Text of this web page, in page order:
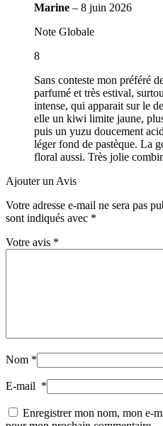
Marine – 8 juin 2026
Note Globale
8
Sans conteste mon préféré
parfumé et très estival,
intense, qui apparait sur le
elle un kiwi limite jaune,
puis un yuzu doucement
léger fond de pastèque. La
floral aussi. Très jolie
Ajouter un Avis
Votre adresse e-mail ne sera pas
sont indiqués avec *
Votre avis *
Nom *
E-mail *
Enregistrer mon nom, mon e-